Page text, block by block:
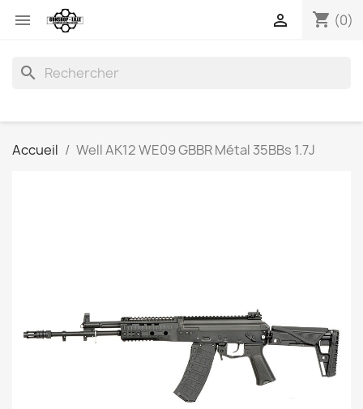
 shopping_cart (0)

search
Accueil Well AK12 WE09 GBBR Métal 35BBs 1.7J